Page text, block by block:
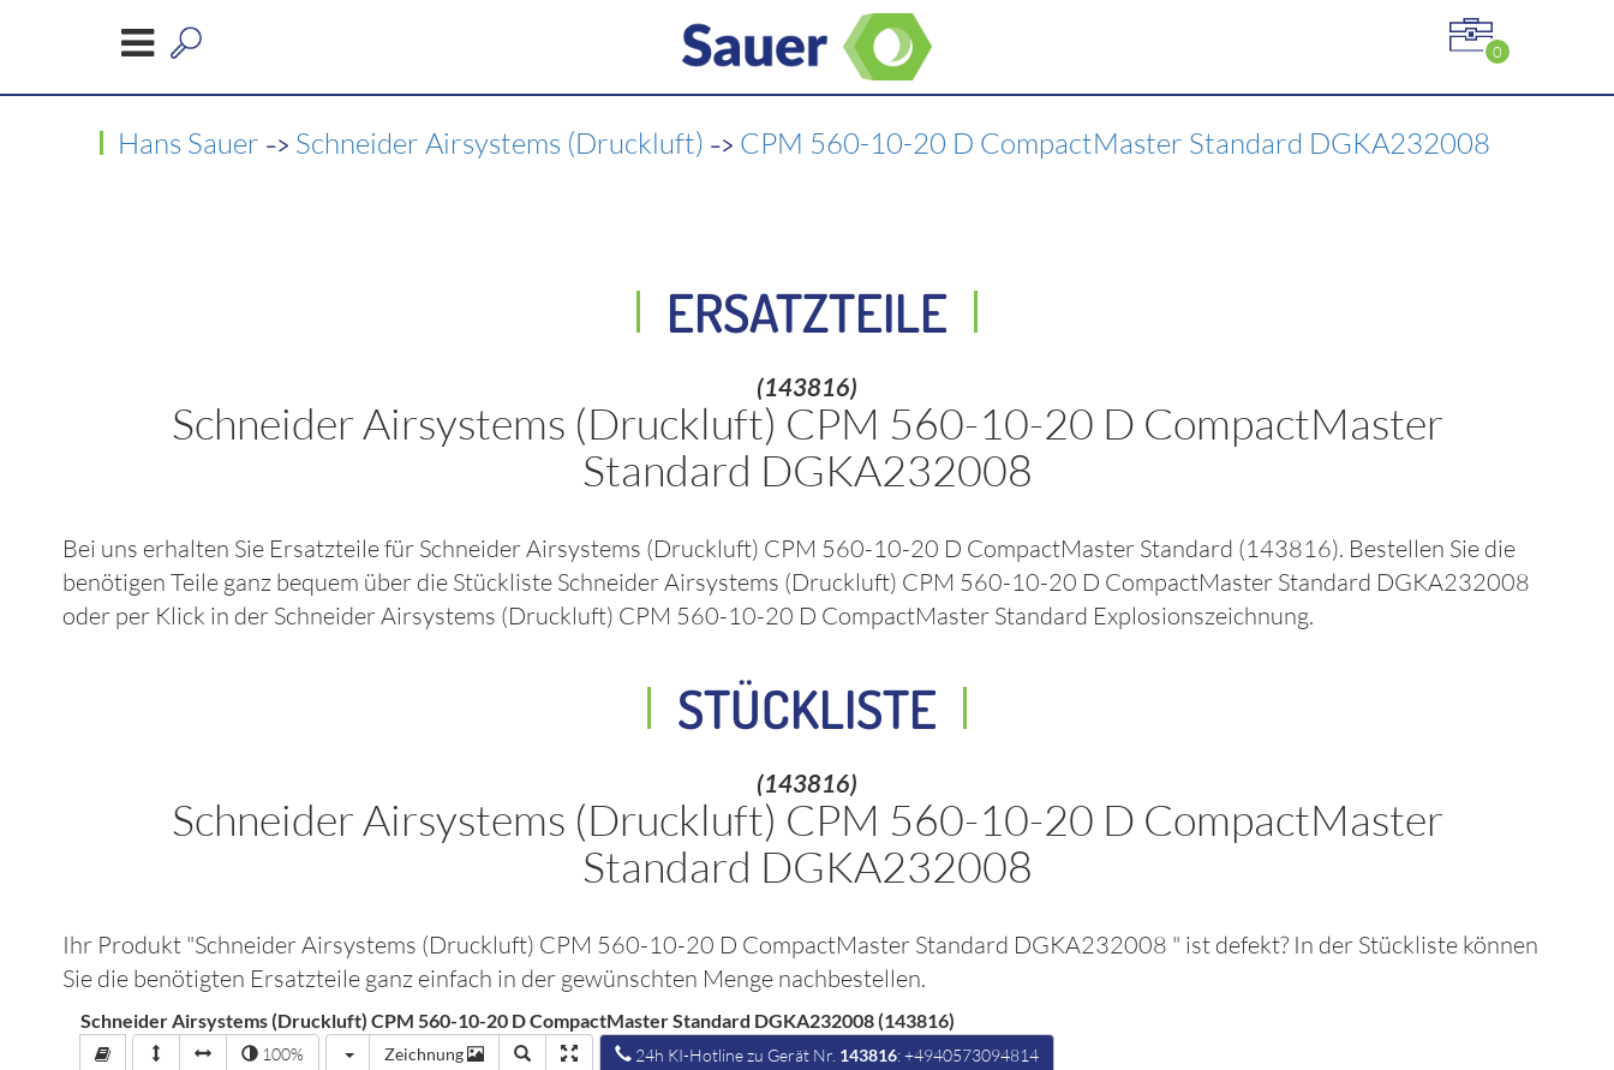
0
Hans Sauer -> Schneider Airsystems (Druckluft) -> CPM 560-10-20 D CompactMaster Standard DGKA232008
ERSATZTEILE
(143816)
Schneider Airsystems (Druckluft) CPM 560-10-20 D CompactMaster
Standard DGKA232008
Bei uns erhalten Sie Ersatzteile für Schneider Airsystems (Druckluft) CPM 560-10-20 D CompactMaster Standard (143816). Bestellen Sie die
benötigen Teile ganz bequem über die Stückliste Schneider Airsystems (Druckluft) CPM 560-10-20 D CompactMaster Standard DGKA232008
oder per Klick in der Schneider Airsystems (Druckluft) CPM 560-10-20 D CompactMaster Standard Explosionszeichnung.
STÜCKLISTE
(143816)
Schneider Airsystems (Druckluft) CPM 560-10-20 D CompactMaster
Standard DGKA232008
Ihr Produkt "Schneider Airsystems (Druckluft) CPM 560-10-20 D CompactMaster Standard DGKA232008 " ist defekt? In der Stückliste können
Sie die benötigten Ersatzteile ganz einfach in der gewünschten Menge nachbestellen.
Schneider Airsystems (Druckluft) CPM 560-10-20 D CompactMaster Standard DGKA232008 (143816)
100% Zeichnung 24h KI-Hotline zu Gerät Nr. 143816: +4940573094814